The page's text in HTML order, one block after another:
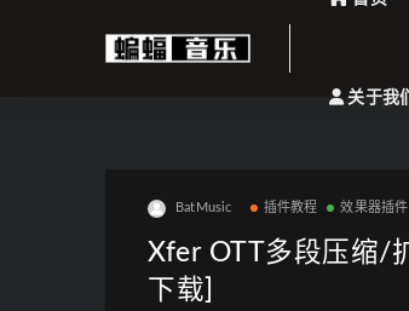
关于我们
BatMusic 插件教程 效果器插件
Xfer OTT多段压缩/
下载]